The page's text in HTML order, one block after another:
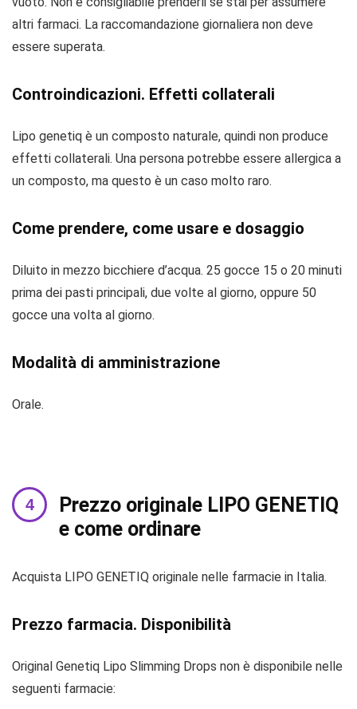
altri farmaci. La raccomandazione giornaliera non deve
essere superata.
Controindicazioni. Effetti collaterali
Lipo genetiq è un composto naturale, quindi non produce
effetti collaterali. Una persona potrebbe essere allergica a
un composto, ma questo è un caso molto raro.
Come prendere, come usare e dosaggio
Diluito in mezzo bicchiere d’acqua. 25 gocce 15 o 20 minuti
prima dei pasti principali, due volte al giorno, oppure 50
gocce una volta al giorno.
Modalità di amministrazione
Orale.
Prezzo originale LIPO GENETIQ
e come ordinare
Acquista LIPO GENETIQ originale nelle farmacie in Italia.
Prezzo farmacia. Disponibilità
Original Genetiq Lipo Slimming Drops non è disponibile nelle
seguenti farmacie: